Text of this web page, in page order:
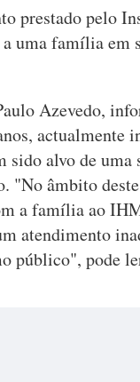
prestado pelo
uma família em
Azevedo,
actualmente
sido alvo de
"No âmbito
a família ao
atendimento
público", pode